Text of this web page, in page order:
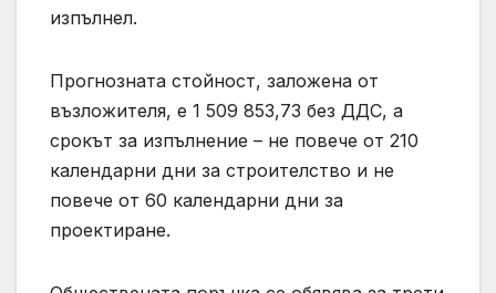
изпълнел.
Прогнозната стойност, заложена от
възложителя, е 1 509 853,73 без ДДС, а
срокът за изпълнение – не повече от 210
календарни дни за строителство и не
повече от 60 календарни дни за
проектиране.